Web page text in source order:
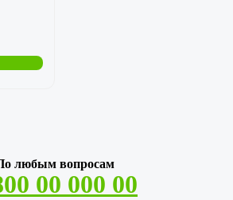
любым вопросам
00 000 00